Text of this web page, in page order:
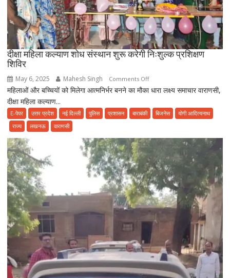
दीक्षा महिला कल्याण शोध संस्थान शुरू करेगी निःशुल्क प्रशिक्षण
शिविर
May 6, 2025 Mahesh Singh Comments Offon
दीक्षा
कल्याण
करेगी
निःशुल्क
प्रशिक्षण
शिविर
महिलाओं और बच्चियों को मिलेगा आत्मनिर्भर बनने का मौका धारा लक्ष्य समाचार वाराणसी,
दीक्षा महिला कल्याण...
E-पेपर उत्तर प्रदेश नई दिल्ली पुलिस प्रशासन बाराबंकी बिजनेस
योगी आदित्यनाथ
राज्य
लखनऊ वाराणसी